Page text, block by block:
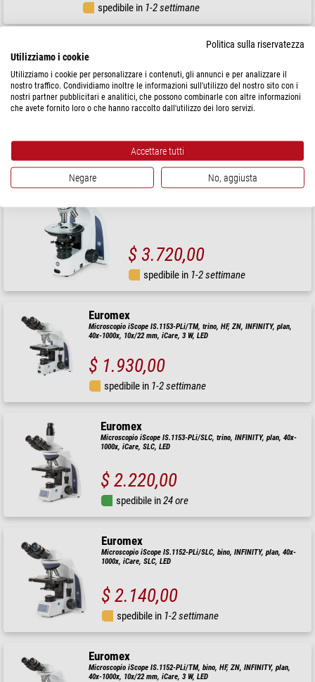
spedibile in 1-2 settimane
iCare, LED
$ 1.390,00
Euromex
Microscopio iScope, IS.1052-PLPOLi, bino
$ 3.720,00
spedibile in 1-2 settimane
Euromex
Microscopio iScope IS.1153-PLi/TM, trino, HF, ZN, INFINITY, plan,
40x-1000x, 10x/22 mm, iCare, 3 W, LED
$ 1.930,00
spedibile in 1-2 settimane
Euromex
Microscopio iScope IS.1153-PLi/SLC, trino, INFINITY, plan, 40x-
1000x, iCare, SLC, LED
$ 2.220,00
spedibile in24 ore
Euromex
Microscopio iScope IS.1152-PLi/SLC, bino, INFINITY, plan, 40x-
1000x, iCare, SLC, LED
$ 2.140,00
spedibile in 1-2 settimane
Euromex
Microscopio iScope IS.1152-PLi/TM, bino, HF, ZN, INFINITY, plan,
40x-1000x, 10x/22 mm, iCare, 3 W, LED
Politica sulla riservatezza
Utilizziamo i cookie
Utilizziamo i cookie per personalizzare i contenuti, gli annunci e per analizzare il
nostro traffico. Condividiamo inoltre le informazioni sull'utilizzo del nostro sito con i
nostri partner pubblicitari e analitici, che possono combinarle con altre informazioni
che avete fornito loro o che hanno raccolto dall'utilizzo dei loro servizi.
Accettare tutti
Negare No, aggiusta